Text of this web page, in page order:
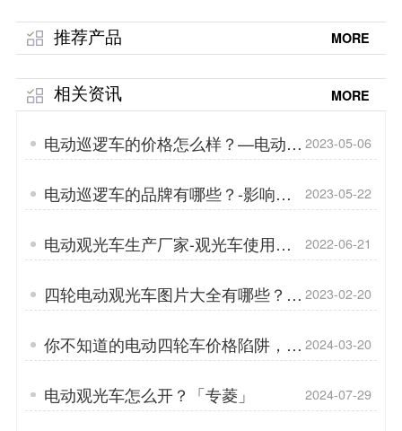
推荐产品 MORE
相关资讯 MORE
电动巡逻车的价格怎么样？—电动巡
逻车维护校园安全「专菱」
2023-05-06
电动巡逻车的品牌有哪些？-影响巡
逻车价格的因素有哪些？「专菱」
2023-05-22
电动观光车生产厂家-观光车使用方
法「专菱」
2022-06-21
四轮电动观光车图片大全有哪些？—
四轮电动观光车用什么电池好「专
菱」
2023-02-20
你不知道的电动四轮车价格陷阱，我
都踩过——车型[专菱]
2024-03-20
电动观光车怎么开？「专菱」 2024-07-29